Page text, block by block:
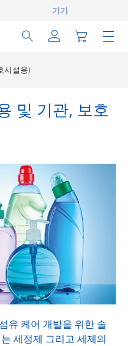
기기
시설용)
및 기관, 보호
유 케어 개발을 위한 솔
세정제 그리고 세제의